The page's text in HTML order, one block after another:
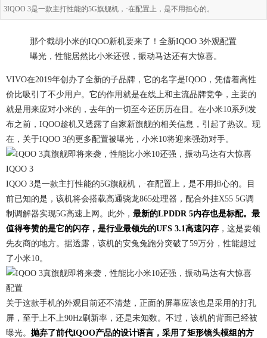
3IQOO 3是一款主打性能的5G旗舰机，·在配置上，是不用担心的。
那个截胡小米的IQOO新机要来了！全新IQOO 3外观配置
曝光，性能居然比小米还强，振动马达还有大惊喜。
VIVO在2019年创办了全新的子品牌，它的名字是IQOO，凭借着高性
价比吸引了不少用户。它的作用就是在线上和主流品牌竞争，主要的
就是用来应对小米的，去年的一切至今还历历在目。在小米10系列发
布之前，IQOO趁机又透露了自家新旗舰的相关信息，引起了热议。现
在，关于IQOO 3的更多配置被曝光，小米10将迎来强劲对手。
IQOO 3
IQOO 3是一款主打性能的5G旗舰机，·在配置上，是不用担心的。目
前已知的是，该机将会搭载高通骁龙865处理器，配合外挂X55 5G调
制调解器实现5G高速上网。此外， 最新的LPDDR 5内存也是标配。最
值得夸赞的是它的闪存，是行业最领先的UFS 3.1高速闪存 ，这是要领
先友商的地方。据透露，该机的安兔兔跑分突破了59万分，性能超过
了小米10。
配置
关于这款手机的外观目前还不清楚，正面的屏幕应该也是采用的打孔
屏，至于上不上90Hz刷新率，还是未知数。不过，该机的背面已经被
曝光。 抛弃了前代IQOO产品的设计语言，采用了矩形镜头模组的方